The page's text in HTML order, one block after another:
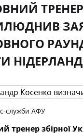
служби АФУ
тренер збірної